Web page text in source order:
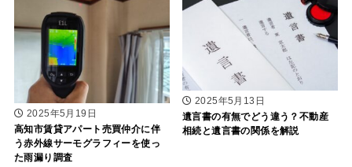
2025年5月19日
高知市賃貸アパート売買仲介に伴
う赤外線サーモグラフィーを使っ
た雨漏り調査
2025年5月13日
遺言書の有無でどう違う？不動産
相続と遺言書の関係を解説